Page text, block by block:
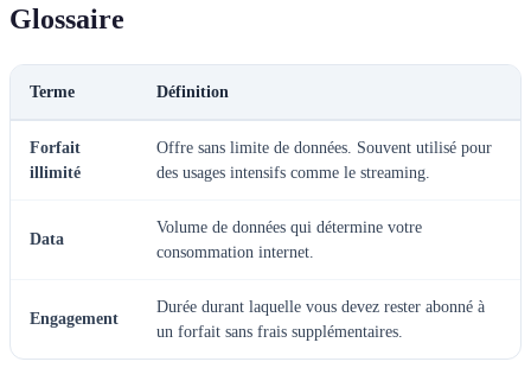
Glossaire
Terme Définition
Forfait
illimité
Offre sans limite de données. Souvent utilisé pour
des usages intensifs comme le streaming.
Data
Volume de données qui détermine votre
consommation internet.
Engagement
Durée durant laquelle vous devez rester abonné à
un forfait sans frais supplémentaires.